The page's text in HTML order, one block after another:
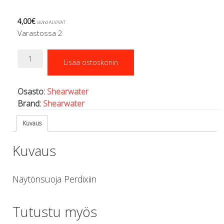
Molnar Janos
Ojamo
POISTOKORI
4,00€ sis/incl ALV/VAT
Varastossa 2
Perdix
NäytönsuojakalvoLisää ostoskoriin
Osasto: Shearwater
Brand: Shearwater
Kuvaus
Kuvaus
Näytönsuoja Perdixiin
Tutustu myös